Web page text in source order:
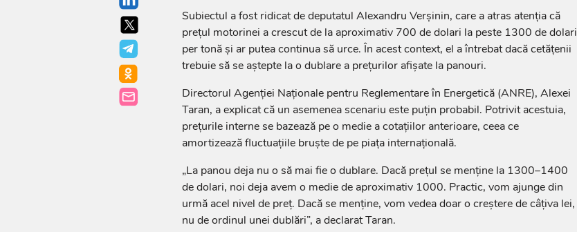
Subiectul a fost ridicat de deputatul Alexandru Verșinin, care a atras atenția că
prețul motorinei a crescut de la aproximativ 700 de dolari la peste 1300 de dolari
per tonă și ar putea continua să urce. În acest context, el a întrebat dacă cetățenii
trebuie să se aștepte la o dublare a prețurilor afișate la panouri.
Directorul Agenției Naționale pentru Reglementare în Energetică (ANRE), Alexei
Taran, a explicat că un asemenea scenariu este puțin probabil. Potrivit acestuia,
prețurile interne se bazează pe o medie a cotațiilor anterioare, ceea ce
amortizează fluctuațiile bruște de pe piața internațională.
„La panou deja nu o să mai fie o dublare. Dacă prețul se menține la 1300–1400
de dolari, noi deja avem o medie de aproximativ 1000. Practic, vom ajunge din
urmă acel nivel de preț. Dacă se menține, vom vedea doar o creștere de câțiva lei,
nu de ordinul unei dublări”, a declarat Taran.